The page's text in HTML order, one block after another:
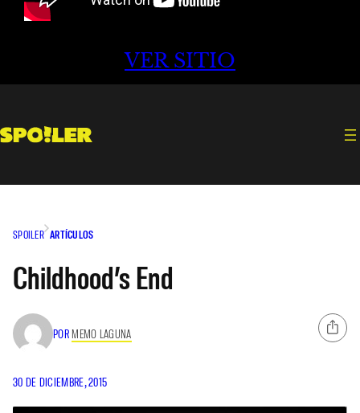
VER SITIO
SPOILER ARTÍCULOS
Childhood’s End
POR MEMO LAGUNA
30 DE DICIEMBRE, 2015